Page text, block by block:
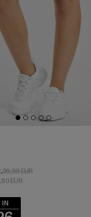
EUR
39,99 EURAktionspreis: 39,99
EUR
IN